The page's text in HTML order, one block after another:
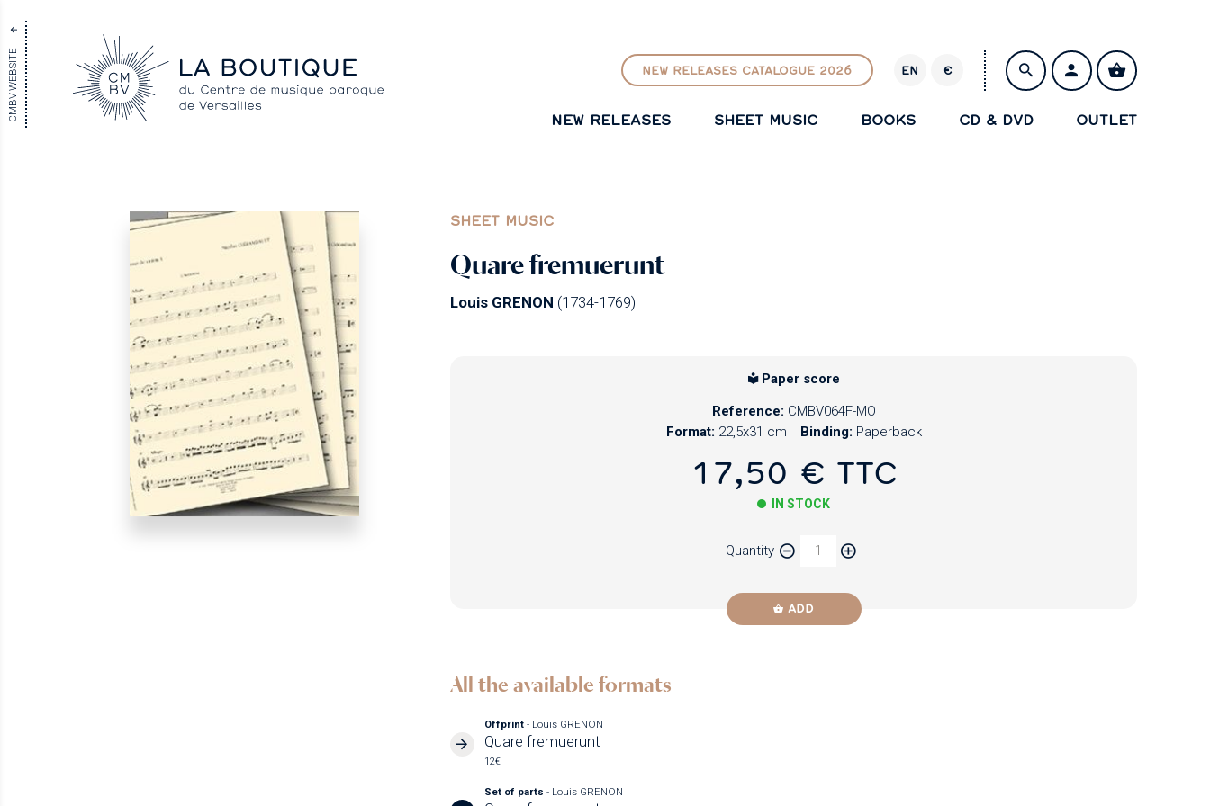
CMBV WEBSITE NEW RELEASES CATALOGUE 2026 EN
R
€
NEW RELEASES SHEET MUSIC BOOKS CD & DVD OUTLET
SHEET MUSIC
Quare fremuerunt
Louis GRENON (1734-1769)
Paper score
Reference: CMBV064F-MO
Format: 22,5x31 cm Binding: Paperback
17,50 € TTC
IN STOCK
Quantity
ADD
All the available formats
Offprint- Louis GRENON
Quare fremuerunt
12€
Set of parts- Louis GRENON